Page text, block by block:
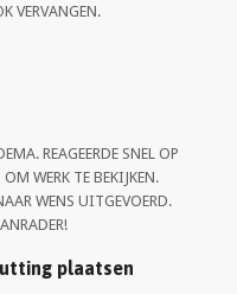
VERVANGEN.
REAGEERDE SNEL OP
WERK TE BEKIJKEN.
WENS UITGEVOERD.
plaatsen